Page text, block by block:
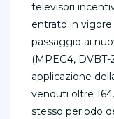
televisori
entrato in vigore
passaggio ai
(MPEG4,
applicazione
venduti oltre
stesso periodo